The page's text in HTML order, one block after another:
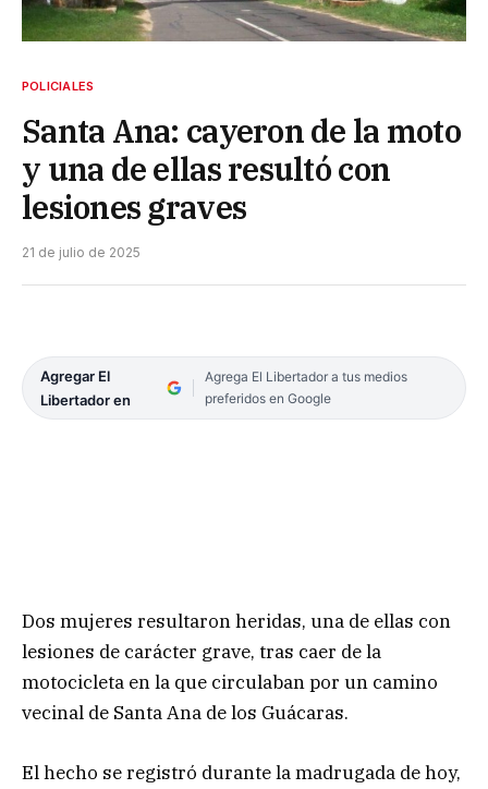
POLICIALES
Santa Ana: cayeron de la moto
y una de ellas resultó con
lesiones graves
21 de julio de 2025
Agregar El
Libertador en
Agrega El Libertador a tus medios
preferidos en Google
Dos mujeres resultaron heridas, una de ellas con
lesiones de carácter grave, tras caer de la
motocicleta en la que circulaban por un camino
vecinal de Santa Ana de los Guácaras.
El hecho se registró durante la madrugada de hoy,